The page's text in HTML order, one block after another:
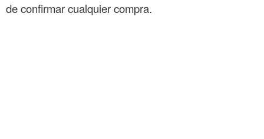
de confirmar cualquier compra.